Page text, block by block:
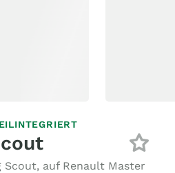
Scout, auf Renault Master